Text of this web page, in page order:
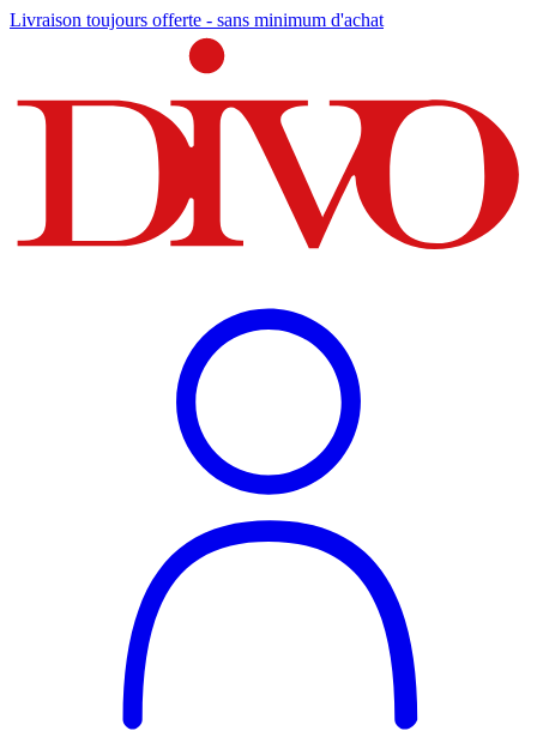
Livraison toujours offerte - sans minimum d'achat